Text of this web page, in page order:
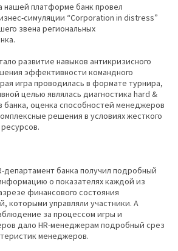
нашей платформе банк провел
симуляции “Corporation in distress”
звена региональных
развитие навыков антикризисного
эффективности командного
игра проводилась в формате турнира,
целью являлась диагностика hard &
оценка способностей менеджеров
решения в условиях жесткого
департамент банка получил подробный
о показателях каждой из
финансового состояния
которыми управляли участники. А
за процессом игры и
дало HR-менеджерам подробный срез
менеджеров.